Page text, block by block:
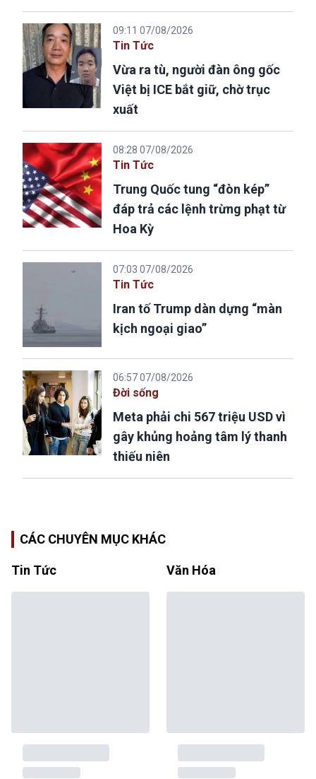
09:11 07/08/2026
Tin Tức
Vừa ra tù, người đàn ông gốc
Việt bị ICE bắt giữ, chờ trục
xuất
08:28 07/08/2026
Tin Tức
Trung Quốc tung “đòn kép”
đáp trả các lệnh trừng phạt từ
Hoa Kỳ
07:03 07/08/2026
Tin Tức
Iran tố Trump dàn dựng “màn
kịch ngoại giao”
06:57 07/08/2026
Đời sống
Meta phải chi 567 triệu USD vì
gây khủng hoảng tâm lý thanh
thiếu niên
CÁC CHUYÊN MỤC KHÁC
Tin Tức Văn Hóa